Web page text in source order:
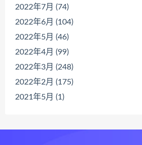
2022年7月 (74)
2022年6月 (104)
2022年5月 (46)
2022年4月 (99)
2022年3月 (248)
2022年2月 (175)
2021年5月 (1)